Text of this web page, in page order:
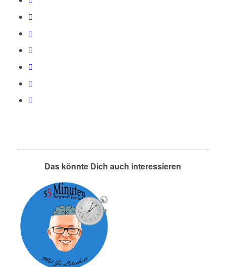
Das könnte Dich auch interessieren